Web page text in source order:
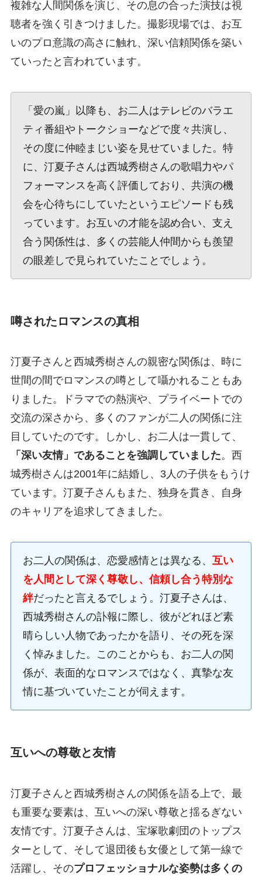
複雑な人間関係を演じ、その息の合った演技は視
聴者を強く引きつけました。撮影現場では、お互
いのプロ意識の高さに触れ、深い信頼関係を築い
ていったと言われています。
「愛の嵐」以降も、お二人はテレビのバラエ
ティ番組やトークショーなどで度々共演し、
その度に仲睦まじい姿を見せていました。特
に、汀夏子さんは西城秀樹さんの歌唱力やパ
フォーマンスを高く評価しており、共演の機
会を心待ちにしていたというエピソードも残
っています。お互いの才能を認め合い、支え
合う関係性は、多くの芸能人仲間からも羨望
の眼差しで見られていたことでしょう。
噂されたロマンスの真相
汀夏子さんと西城秀樹さんの親密な関係は、時に
世間の間でロマンスの噂として囁かれることもあ
りました。ドラマでの熱演や、プライベートでの
交流の深さから、多くのファンが二人の関係に注
目していたのです。しかし、お二人は一貫して、
「深い友情」であることを強調していました。西
城秀樹さんは2001年に結婚し、3人の子供をもうけ
ています。汀夏子さんもまた、独身を貫き、自身
のキャリアを追求してきました。
お二人の関係は、恋愛感情とは異なる、 互い
を人間として深く尊敬し、信頼し合う特別な
絆だったと言えるでしょう。汀夏子さんは、
西城秀樹さんの訃報に際し、彼がどれほど素
晴らしい人物であったかを語り、その死を深
く悼みました。このことからも、お二人の関
係が、表面的なロマンスではなく、真摯な友
情に基づいていたことが伺えます。
互いへの尊敬と友情
汀夏子さんと西城秀樹さんの関係を語る上で、最
も重要な要素は、互いへの深い尊敬と揺るぎない
友情です。汀夏子さんは、宝塚歌劇団のトップス
ターとして、そして退団後も女優として第一線で
活躍し、そのプロフェッショナルな姿勢は多くの